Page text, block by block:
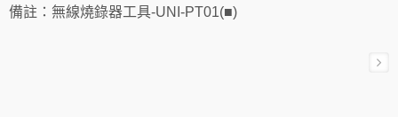
備註：無線燒錄器工具-UNI-PT01(■)